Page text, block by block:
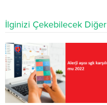
İlginizi Çekebilecek